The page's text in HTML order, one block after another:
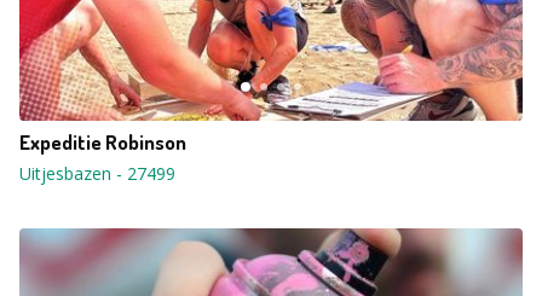
Expeditie Robinson
Uitjesbazen - 27499